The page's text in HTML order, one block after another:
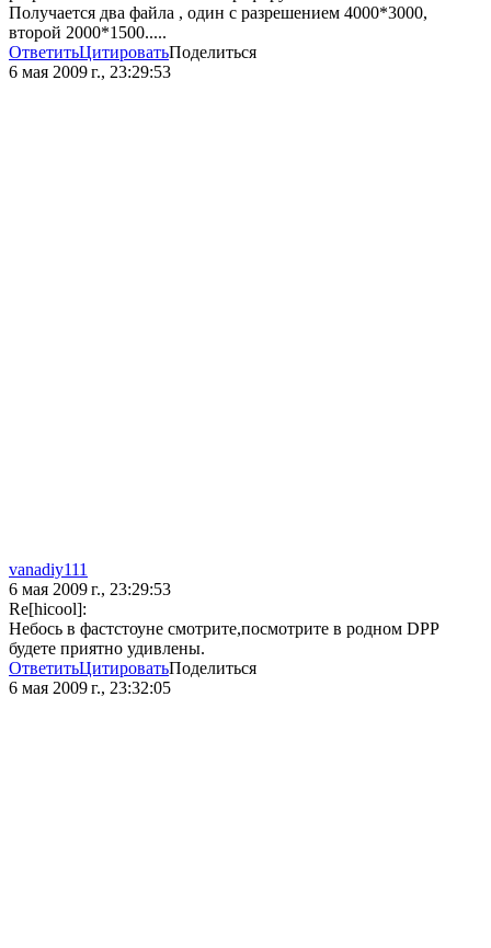
Получается два файла , один с разрешением 4000*3000,
второй 2000*1500.....
ОтветитьЦитироватьПоделиться
6 мая 2009 г., 23:29:53
vanadiy111
6 мая 2009 г., 23:29:53
Re[hicool]:
Небось в фастстоуне смотрите,посмотрите в родном DPP
будете приятно удивлены.
ОтветитьЦитироватьПоделиться
6 мая 2009 г., 23:32:05